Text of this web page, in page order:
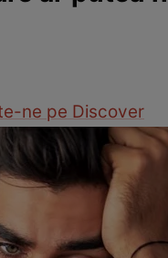
ne pe Discover